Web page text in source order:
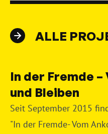
ALLE
In der Fremde –
und Bleiben
Seit September 2015
"In der Fremde- Vom